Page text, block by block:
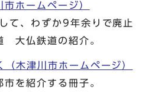
ホームページ）
て、わずか9年余りで廃止
大仏鉄道の紹介。
（木津川市ホームページ）
を紹介する冊子。